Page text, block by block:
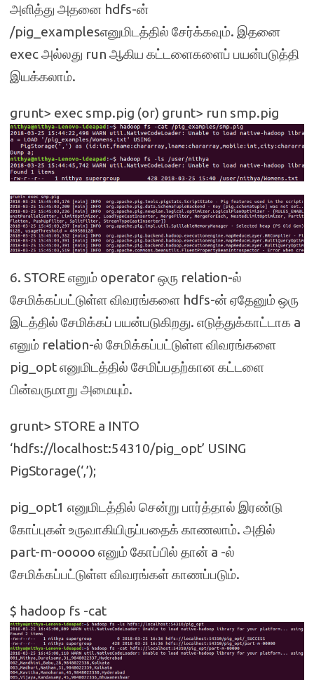
அளித்து அதனை hdfs-ன்
/pig_examplesஎனுமிடத்தில் சேர்க்கவும். இதனை
exec அல்லது run ஆகிய கட்டளைகளைப் பயன்படுத்தி
இயக்கலாம்.
grunt> exec smp.pig (or) grunt> run smp.pig
6. STORE எனும் operator ஒரு relation-ல்
சேமிக்கப்பட்டுள்ள விவரங்களை hdfs-ன் ஏதேனும் ஒரு
இடத்தில் சேமிக்கப் பயன்படுகிறது. எடுத்துக்காட்டாக a
எனும் relation-ல் சேமிக்கப்பட்டுள்ள விவரங்களை
pig_opt எனுமிடத்தில் சேமிப்பதற்கான கட்டளை
பின்வருமாறு அமையும்.
grunt> STORE a INTO
‘hdfs://localhost:54310/pig_opt’ USING
PigStorage(‘,’);
pig_opt1 எனுமிடத்தில் சென்று பார்த்தால் இரண்டு
கோப்புகள் உருவாகியிருப்பதைக் காணலாம். அதில்
part-m-ooooo எனும் கோப்பில் தான் a -ல்
சேமிக்கப்பட்டுள்ள விவரங்கள் காணப்படும்.
$ hadoop fs -cat